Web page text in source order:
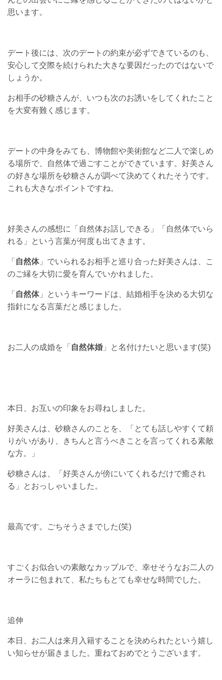
思います。
デート後には、次のデートの約束が必ずできているのも、
安心して交際を続けられた大きな要因だったのではないで
しょうか。
お相手の砂糖さんが、いつも次のお誘いをしてくれたこと
を大変有難く感じます。
デートの中身をみても、博物館や美術館など二人で楽しめ
る場所で、自然体で過ごすことができています。好美さん
の好きな場所を砂糖さんが調べて決めてくれたそうです。
これも大きなポイントですね。
好美さんの感想に「自然体お話しできる」「自然体でいら
れる」という言葉が何度も出てきます。
「 自然体」でいられるお相手と巡り合った好美さんは、こ
のご縁を大切に愛を育んでいかれました。
「 自然体」というキーワードは、結婚相手を決める大切な
指針になる言葉だと感じました。
お二人の成婚を「 自然体婚 」と名付けたいと思います(笑)
本日、お互いの印象をお尋ねしました。
好美さんは、砂糖さんのことを、「とても話しやすくて頼
りがいがあり、きちんと言うべきことを言ってくれる素敵
な方。」
砂糖さんは、「好美さんが傍にいてくれるだけで癒され
る」とおっしゃいました。
最高です。ごちそうさまでした(笑)
すごくお似合いの素敵なカップルで、幸せそうなお二人の
オーラに包まれて、私たちもとても幸せな時間でした。
追伸
本日、お二人は来月入籍することを決められたという嬉し
い知らせが届きました。重ねておめでとうございます。